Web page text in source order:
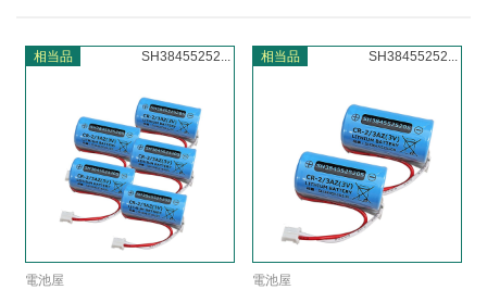
相当品 SH38455252...
電池屋
相当品 SH38455252...
電池屋